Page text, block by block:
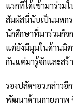
แรกที่ได้เข้ามาร่วม
สัมผัสนี่นับเป็นมหก
นักศึกษาที่มาร่วมกิจ
แต่ยังมีมุมในด้านมิต
กันแต่มารู้จักและสร้
รองปลัดฯอว.กล่าวอี
พัฒนาด้านกายภาพ